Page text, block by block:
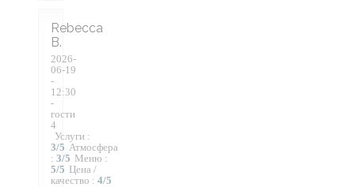
Rebecca
B
2026-
06-19
-
12:30
-
гости
4
Услуги :
3/5 Атмосфера
: 3/5 Меню :
5/5 Цена /
качество : 4/5